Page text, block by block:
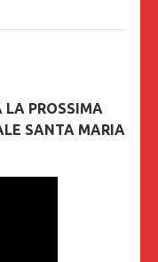
LA PROSSIMA
SANTA MARIA